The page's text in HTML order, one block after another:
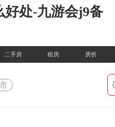
好处-九游会j9备
二手房 租房 房价